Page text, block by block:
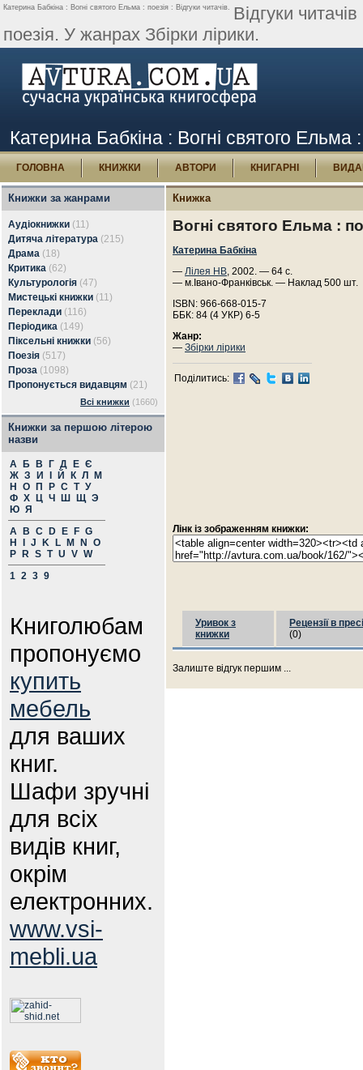
Катерина Бабкіна : Вогні святого Ельма : поезія : Відгуки читачів. Відгуки
поезія. У жанрах Збірки лірики.
Катерина Бабкіна : Вогні святого Ельма :
ГОЛОВНА КНИЖКИ АВТОРИ КНИГАРНІ
Книжки за жанрами
Аудіокнижки (11)
Дитяча література (215)
Драма (18)
Критика (62)
Культурологія (47)
Мистецькі книжки (11)
Переклади (116)
Періодика (149)
Піксельні книжки (56)
Поезія (517)
Проза (1098)
Пропонується видавцям (21)
Всі книжки (1660)
Книжки за першою літерою
назви
А Б В Г Д Е Є
Ж З И Й К Л
М
Н
О П Р С Т У
Ф Х Ц Ч Ш Щ Э
Ю Я
A
B C D E F G
H
J K L M N
O
P
R S T U V W
1 2 3 9
Книголюбам
пропонуємо
купить
мебель
для ваших
книг.
Шафи зручні
для всіх
видів книг,
окрім
електронних.
www.vsi-
mebli.ua
Книжка
Вогні святого Ельма :
Катерина Бабкіна
— Лілея НВ, 2002. — 64 с.
— м.Івано-Франківськ. — Наклад 500 шт.
ISBN: 966-668-015-7
ББК: 84 (4 УКР) 6-5
Жанр:
— Збірки лірики
Поділитись:
Лінк із зображенням книжки:
Уривок з
книжки
Рецензії в пресі
(0)
Залиште відгук першим ...